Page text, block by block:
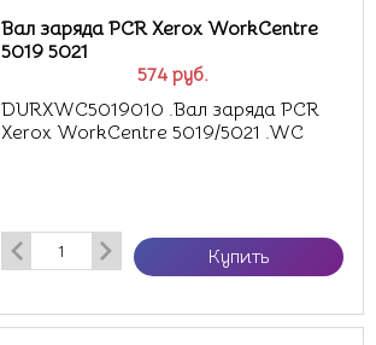
574 руб.
Вал заряда PCR Xerox WorkCentre
5019 5021
DURXWC5019010 .Вал заряда PCR
Xerox WorkCentre 5019/5021 .WC
Купить